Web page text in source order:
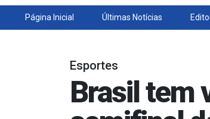
Página Inicial Últimas Notícias
Esportes
Brasil tem